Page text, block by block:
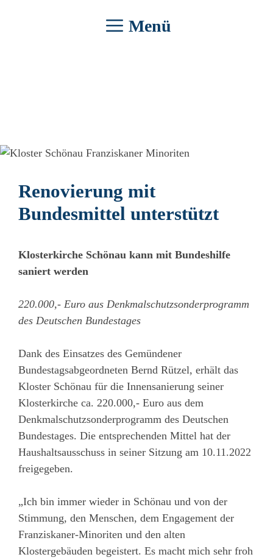
Menü
Renovierung mit
Bundesmittel unterstützt
Klosterkirche Schönau kann mit Bundeshilfe
saniert werden
220.000,- Euro aus Denkmalschutzsonderprogramm
des Deutschen Bundestages
Dank des Einsatzes des Gemündener
Bundestagsabgeordneten Bernd Rützel, erhält das
Kloster Schönau für die Innensanierung seiner
Klosterkirche ca. 220.000,- Euro aus dem
Denkmalschutzsonderprogramm des Deutschen
Bundestages. Die entsprechenden Mittel hat der
Haushaltsausschuss in seiner Sitzung am 10.11.2022
freigegeben.
„Ich bin immer wieder in Schönau und von der
Stimmung, den Menschen, dem Engagement der
Franziskaner-Minoriten und den alten
Klostergebäuden begeistert. Es macht mich sehr froh